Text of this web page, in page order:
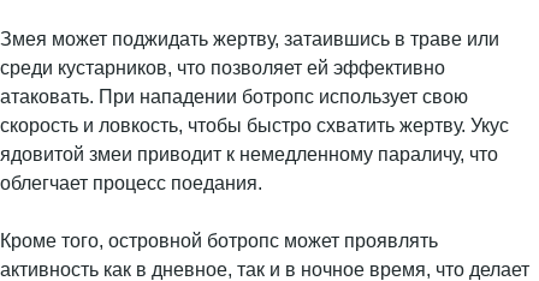
Змея может поджидать жертву, затаившись в траве или
среди кустарников, что позволяет ей эффективно
атаковать. При нападении ботропс использует свою
скорость и ловкость, чтобы быстро схватить жертву. Укус
ядовитой змеи приводит к немедленному параличу, что
облегчает процесс поедания.
Кроме того, островной ботропс может проявлять
активность как в дневное, так и в ночное время, что делает